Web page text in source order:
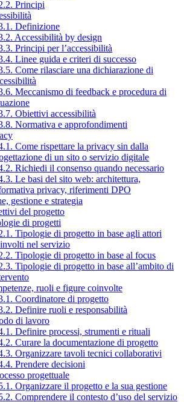
Principi
Definizione
Accessibilità by design
Principi per l’accessibilità
Linee guida e criteri di successo
Come rilasciare una dichiarazione di
Meccanismo di feedback e procedura di
Obiettivi accessibilità
Normativa e approfondimenti
Come rispettare la privacy sin dalla
di un sito o servizio digitale
Richiedi il consenso quando necessario
Le basi del sito web: architettura,
privacy, riferimenti DPO
gestione e strategia
del progetto
di progetti
Tipologie di progetto in base agli attori
nel servizio
Tipologie di progetto in base al focus
Tipologie di progetto in base all’ambito di
ruoli e figure coinvolte
Coordinatore di progetto
Definire ruoli e responsabilità
di lavoro
Definire processi, strumenti e rituali
Curare la documentazione di progetto
Organizzare tavoli tecnici collaborativi
Prendere decisioni
progettuale
Organizzare il progetto e la sua gestione
Comprendere il contesto d’uso del servizio